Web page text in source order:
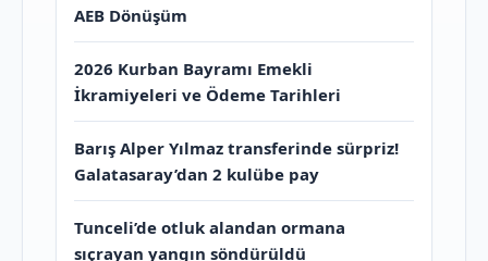
AEB Dönüşüm
2026 Kurban Bayramı Emekli
İkramiyeleri ve Ödeme Tarihleri
Barış Alper Yılmaz transferinde sürpriz!
Galatasaray’dan 2 kulübe pay
Tunceli’de otluk alandan ormana
sıçrayan yangın söndürüldü